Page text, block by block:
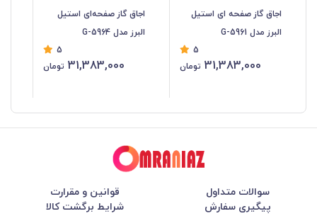
اجاق گاز صفحه ای استیل
البرز مدل G-5961
5
31,383,000 تومان
اجاق گاز صفحه‌ای استیل
البرز مدل G-5964
5
31,383,000 تومان
سوالات متداول
قوانین و مقرارت
پیگیری سفارش
شرایط برگشت کالا